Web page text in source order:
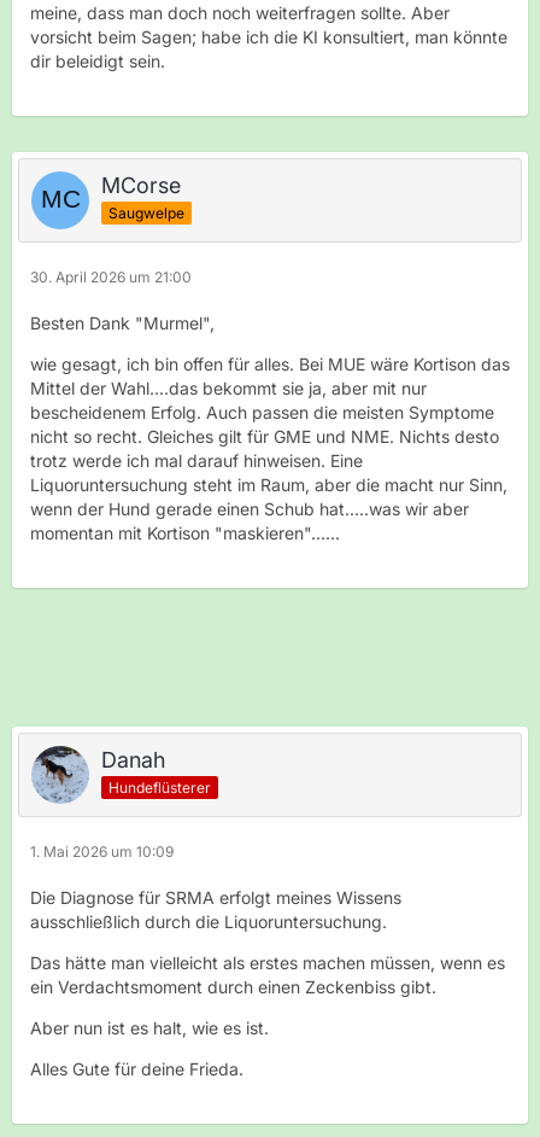
meine, dass man doch noch weiterfragen sollte. Aber
vorsicht beim Sagen; habe ich die KI konsultiert, man könnte
dir beleidigt sein.
MCorse
Saugwelpe
30. April 2026 um 21:00
Besten Dank "Murmel",
wie gesagt, ich bin offen für alles. Bei MUE wäre Kortison das
Mittel der Wahl....das bekommt sie ja, aber mit nur
bescheidenem Erfolg. Auch passen die meisten Symptome
nicht so recht. Gleiches gilt für GME und NME. Nichts desto
trotz werde ich mal darauf hinweisen. Eine
Liquoruntersuchung steht im Raum, aber die macht nur Sinn,
wenn der Hund gerade einen Schub hat.....was wir aber
momentan mit Kortison "maskieren"......
Danah
Hundeflüsterer
1. Mai 2026 um 10:09
Die Diagnose für SRMA erfolgt meines Wissens
ausschließlich durch die Liquoruntersuchung.
Das hätte man vielleicht als erstes machen müssen, wenn es
ein Verdachtsmoment durch einen Zeckenbiss gibt.
Aber nun ist es halt, wie es ist.
Alles Gute für deine Frieda.